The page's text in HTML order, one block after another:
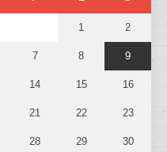
1 2
7 8 9
14 15 16
21 22 23
28 29 30